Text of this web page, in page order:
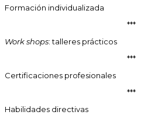
Formación individualizada
***
Work shops: talleres prácticos
***
Certificaciones profesionales
***
Habilidades directivas